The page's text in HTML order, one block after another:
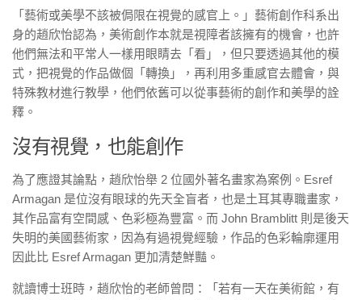
「藝術或美學不該被侷限在視覺的感官上。」藝術創作科系出
身的趙欣怡認為，美術創作本就是視障者該擁有的機會，也許
他們無法和平常人一樣用眼睛去「看」，但只要透過其他的模
式，把視覺的作品做個「轉換」，再利用多重感官去體會，與
特殊教材進行教學，他們依舊可以從事藝術的創作和美學的詮
釋。
沒有視覺，也能創作
為了應證其論點，趙欣怡舉 2 位國外著名畫家為案例。Esref
Armagan 是位沒有眼球的先天全盲者，也是土耳其專職畫家，
其作品富有空間感、色彩極為豐富。而 John Bramblitt 則是後天
失明的美國藝術家，因為有過視覺經驗，作品的色彩輪廓運用
因此比 Esref Armagan 更加清楚鮮豔。
就讀博士班時，趙欣怡的老師曾問：「若有一天在美術館，有